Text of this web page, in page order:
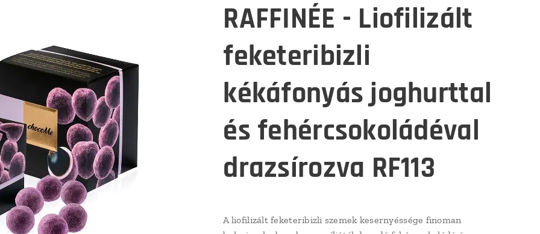
RAFFINÉE - Liofilizált
feketeribizli
kékáfonyás joghurttal
és fehércsokoládéval
drazsírozva RF113
A liofilizált feketeribizli szemek kesernyéssége finoman